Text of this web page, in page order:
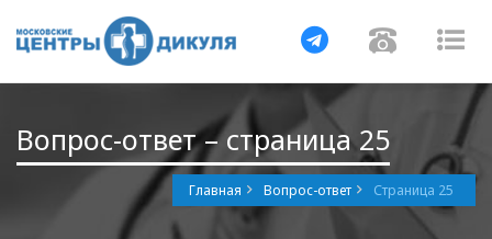
Навигация
Вопрос-ответ – страница 25
Главная Вопрос-ответ Страница 25